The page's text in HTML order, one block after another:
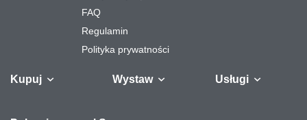
Kupuj Wystaw Usługi
FAQ
Regulamin
Polityka prywatności